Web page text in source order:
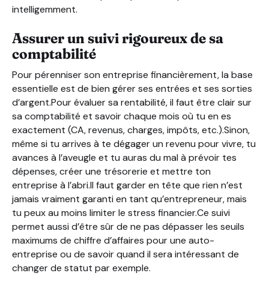
intelligemment.
Assurer un suivi rigoureux de sa
comptabilité
Pour pérenniser son entreprise financièrement, la base
essentielle est de bien gérer ses entrées et ses sorties
d’argent.Pour évaluer sa rentabilité, il faut être clair sur
sa comptabilité et savoir chaque mois où tu en es
exactement (CA, revenus, charges, impôts, etc.).Sinon,
même si tu arrives à te dégager un revenu pour vivre, tu
avances à l’aveugle et tu auras du mal à prévoir tes
dépenses, créer une trésorerie et mettre ton
entreprise à l’abri.Il faut garder en tête que rien n’est
jamais vraiment garanti en tant qu’entrepreneur, mais
tu peux au moins limiter le stress financier.Ce suivi
permet aussi d’être sûr de ne pas dépasser les seuils
maximums de chiffre d’affaires pour une auto-
entreprise ou de savoir quand il sera intéressant de
changer de statut par exemple.